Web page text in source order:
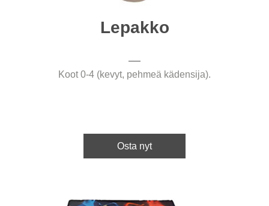
Lepakko
Koot 0-4 (kevyt, pehmeä kädensija).
Osta nyt